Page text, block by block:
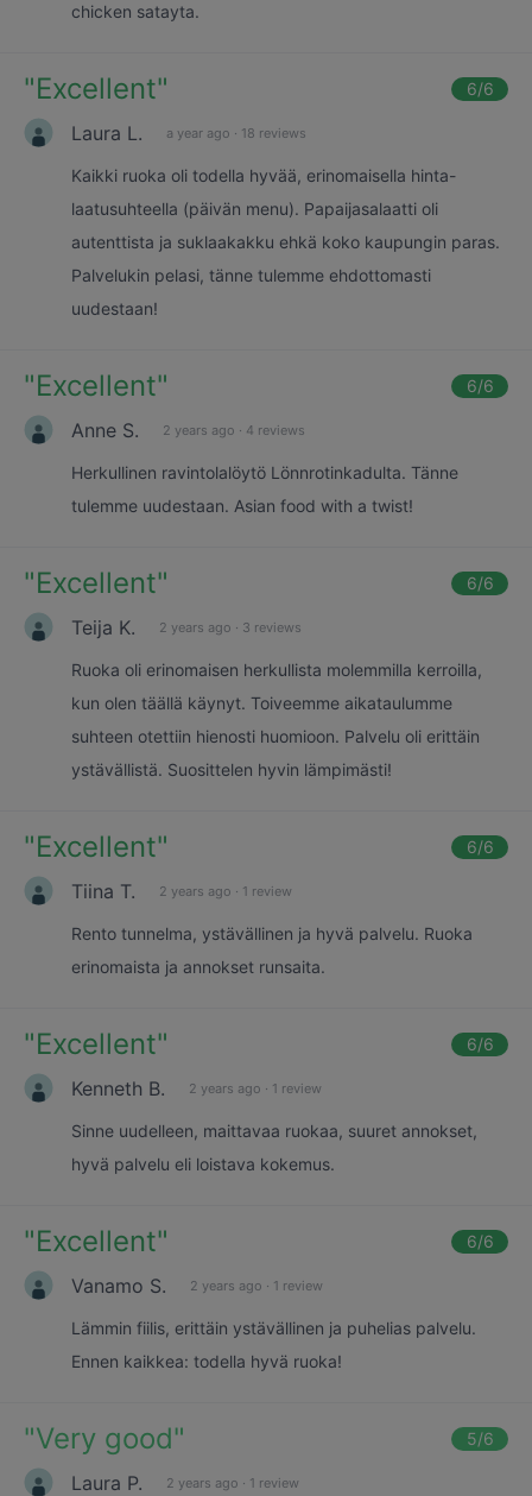
chicken satayta.
"Excellent" 6/6
Laura L. a year ago · 18 reviews
Kaikki ruoka oli todella hyvää, erinomaisella hinta-
laatusuhteella (päivän menu). Papaijasalaatti oli
autenttista ja suklaakakku ehkä koko kaupungin paras.
Palvelukin pelasi, tänne tulemme ehdottomasti
uudestaan!
"Excellent" 6/6
Anne S. 2 years ago · 4 reviews
Herkullinen ravintolalöytö Lönnrotinkadulta. Tänne
tulemme uudestaan. Asian food with a twist!
"Excellent" 6/6
Teija K. 2 years ago · 3 reviews
Ruoka oli erinomaisen herkullista molemmilla kerroilla,
kun olen täällä käynyt. Toiveemme aikataulumme
suhteen otettiin hienosti huomioon. Palvelu oli erittäin
ystävällistä. Suosittelen hyvin lämpimästi!
"Excellent" 6/6
Tiina T. 2 years ago · 1 review
Rento tunnelma, ystävällinen ja hyvä palvelu. Ruoka
erinomaista ja annokset runsaita.
"Excellent" 6/6
Kenneth B. 2 years ago · 1 review
Sinne uudelleen, maittavaa ruokaa, suuret annokset,
hyvä palvelu eli loistava kokemus.
"Excellent" 6/6
Vanamo S. 2 years ago · 1 review
Lämmin fiilis, erittäin ystävällinen ja puhelias palvelu.
Ennen kaikkea: todella hyvä ruoka!
"Very good" 5/6
Laura P. 2 years ago · 1 review